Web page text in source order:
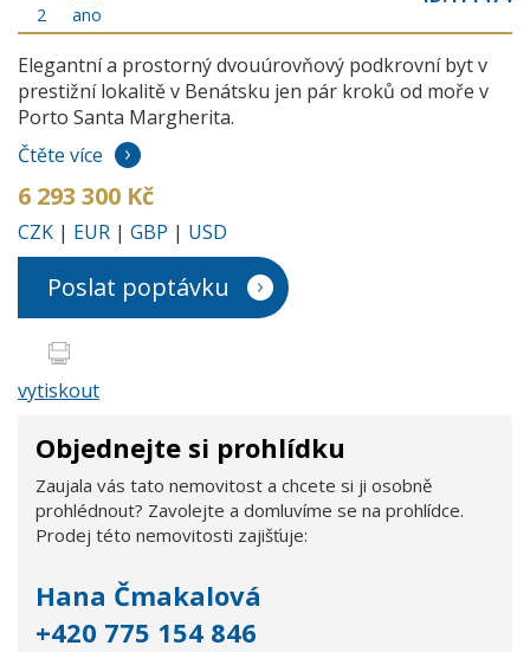
2 ano
Elegantní a prostorný dvouúrovňový podkrovní byt v
prestižní lokalitě v Benátsku jen pár kroků od moře v
Porto Santa Margherita.
Čtěte více
6 293 300 Kč
CZK | EUR | GBP | USD
Poslat poptávku
vytiskout
Objednejte si prohlídku
Zaujala vás tato nemovitost a chcete si ji osobně
prohlédnout? Zavolejte a domluvíme se na prohlídce.
Prodej této nemovitosti zajišťuje:
Hana Čmakalová
+420 775 154 846